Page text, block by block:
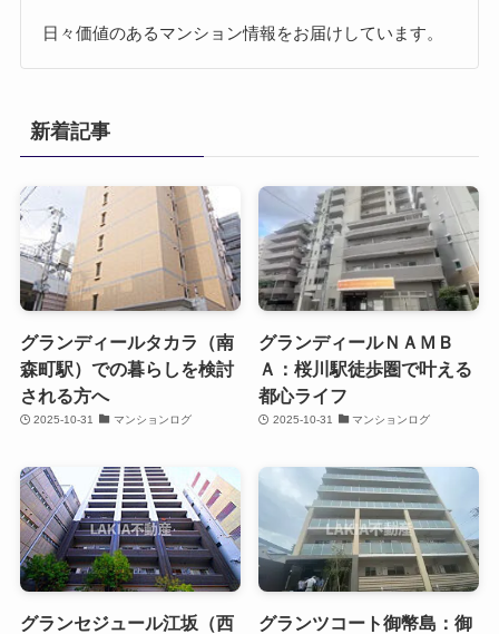
日々価値のあるマンション情報をお届けしています。
新着記事
グランディールタカラ（南
森町駅）での暮らしを検討
される方へ
2025-10-31 マンションログ
グランディールＮＡＭＢ
Ａ：桜川駅徒歩圏で叶える
都心ライフ
2025-10-31 マンションログ
グランセジュール江坂（西
グランツコート御幣島：御